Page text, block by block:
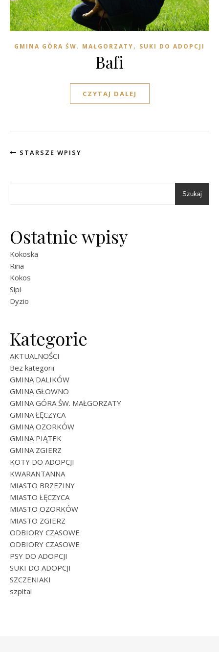
GMINA GÓRA ŚW. MAŁGORZATY, SUKI DO ADOPCJI
Bafi
CZYTAJ DALEJ
STARSZE WPISY
Szukaj
Ostatnie wpisy
Kokoska
Rina
Kokos
Sipi
Dyzio
Kategorie
AKTUALNOŚCI
Bez kategorii
GMINA DALIKÓW
GMINA GŁOWNO
GMINA GÓRA ŚW. MAŁGORZATY
GMINA ŁĘCZYCA
GMINA OZORKÓW
GMINA PIĄTEK
GMINA ZGIERZ
KOTY DO ADOPCJI
KWARANTANNA
MIASTO BRZEZINY
MIASTO ŁĘCZYCA
MIASTO OZORKÓW
MIASTO ZGIERZ
ODBIORY CZASOWE
ODBIORY CZASOWE
PSY DO ADOPCJI
SUKI DO ADOPCJI
SZCZENIAKI
szpital